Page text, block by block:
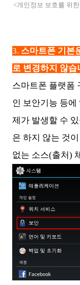
<개인정보 보호를 위
3. 스마트폰 기본
로 변경하지 않습
스마트폰 플랫폼
인 보안기능 등
제가 발생할 수
은 하지 않는 것
없는 소스(출처)